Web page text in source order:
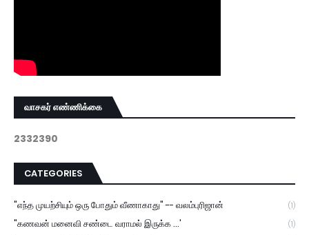
வாசகர் எண்ணிக்கை
2332390
CATEGORIES
"எந்த முயற்சியும் ஒரு போதும் வீணாகாது" -- வலம்புரிஜான் (1)
"கணவன் மனைவி சண்டை வராமல் இருக்க ...' (1)